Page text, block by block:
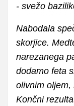
- svežo
Nabodala
skorjice.
narezanega
dodamo feta
olivnim oljem,
Končni